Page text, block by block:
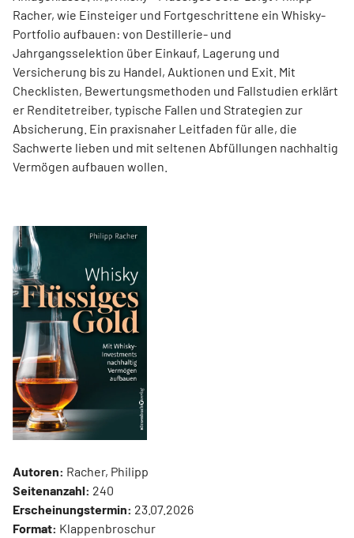
Racher, wie Einsteiger und Fortgeschrittene ein Whisky-
Portfolio aufbauen: von Destillerie- und
Jahrgangsselektion über Einkauf, Lagerung und
Versicherung bis zu Handel, Auktionen und Exit. Mit
Checklisten, Bewertungsmethoden und Fallstudien erklärt
er Renditetreiber, typische Fallen und Strategien zur
Absicherung. Ein praxisnaher Leitfaden für alle, die
Sachwerte lieben und mit seltenen Abfüllungen nachhaltig
Vermögen aufbauen wollen.
Autoren: Racher, Philipp
Seitenanzahl: 240
Erscheinungstermin: 23.07.2026
Format: Klappenbroschur